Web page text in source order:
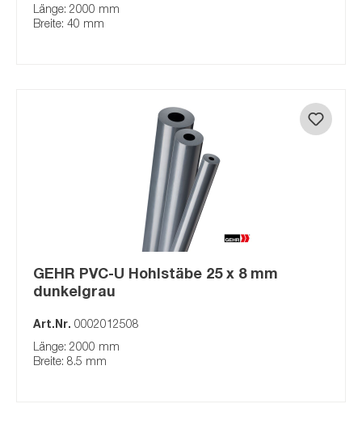
Länge: 2000 mm
Breite: 40 mm
GEHR PVC-U Hohlstäbe 25 x 8 mm
dunkelgrau
Art.Nr. 0002012508
Länge: 2000 mm
Breite: 8.5 mm